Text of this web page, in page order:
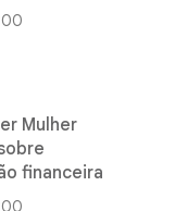
Mulher
financeira